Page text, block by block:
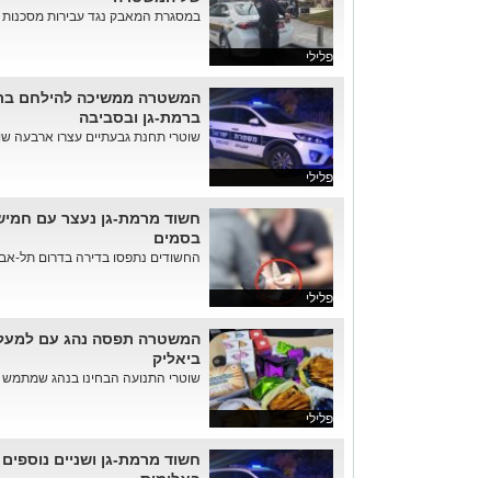
פלילי
במסגרת המאבק נגד עבירות מסכנות
פלילי
המשטרה ממשיכה להילחם
ברמת-גן ובסביבה
שוטרי תחנת גבעתיים עצרו ארבעה
פלילי
חשוד מרמת-גן נעצר עם
בסמים
החשודים נתפסו בדירה בדרום תל-
פלילי
המשטרה תפסה נהג עם
ביאליק
שוטרי התנועה הבחינו בנהג שמתמש
חשוד מרמת-גן ושניים